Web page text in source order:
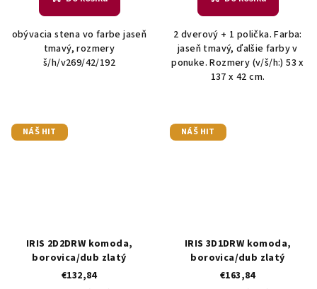
obývacia stena vo farbe jaseň
tmavý, rozmery
š/h/v269/42/192
2 dverový + 1 polička. Farba:
jaseň tmavý, ďalšie farby v
ponuke. Rozmery (v/š/h:) 53 x
137 x 42 cm.
NÁŠ HIT
IRIS 2D2DRW komoda,
borovica/dub zlatý
€132,84
NÁŠ HIT
IRIS 3D1DRW komoda,
borovica/dub zlatý
€163,84